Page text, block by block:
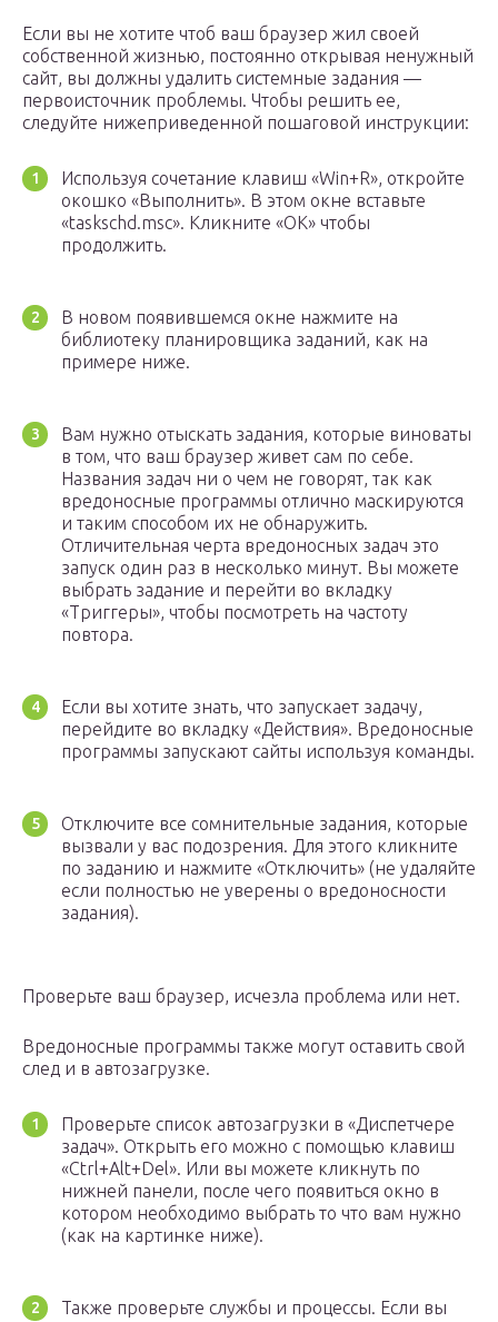
Если вы не хотите чтоб ваш браузер жил своей
собственной жизнью, постоянно открывая ненужный
сайт, вы должны удалить системные задания —
первоисточник проблемы. Чтобы решить ее,
следуйте нижеприведенной пошаговой инструкции:
Используя сочетание клавиш «Win+R», откройте
окошко «Выполнить». В этом окне вставьте
«taskschd.msc». Кликните «ОК» чтобы
продолжить.
В новом появившемся окне нажмите на
библиотеку планировщика заданий, как на
примере ниже.
Вам нужно отыскать задания, которые виноваты
в том, что ваш браузер живет сам по себе.
Названия задач ни о чем не говорят, так как
вредоносные программы отлично маскируются
и таким способом их не обнаружить.
Отличительная черта вредоносных задач это
запуск один раз в несколько минут. Вы можете
выбрать задание и перейти во вкладку
«Триггеры», чтобы посмотреть на частоту
повтора.
Если вы хотите знать, что запускает задачу,
перейдите во вкладку «Действия». Вредоносные
программы запускают сайты используя команды.
Отключите все сомнительные задания, которые
вызвали у вас подозрения. Для этого кликните
по заданию и нажмите «Отключить» (не удаляйте
если полностью не уверены о вредоносности
задания).
Проверьте ваш браузер, исчезла проблема или нет.
Вредоносные программы также могут оставить свой
след и в автозагрузке.
Проверьте список автозагрузки в «Диспетчере
задач». Открыть его можно с помощью клавиш
«Ctrl+Alt+Del». Или вы можете кликнуть по
нижней панели, после чего появиться окно в
котором необходимо выбрать то что вам нужно
(как на картинке ниже).
Также проверьте службы и процессы. Если вы